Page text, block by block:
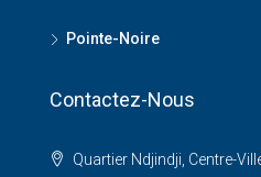
Pointe-Noire
Contactez-Nous
Quartier Ndjindji, Centre-